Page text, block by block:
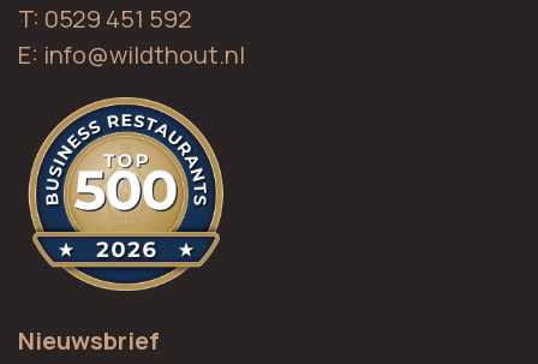
T: 0529 451 592
E: info@wildthout.nl
Nieuwsbrief